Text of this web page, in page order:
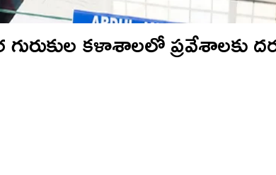
కళాశాలలో ప్రవేశాలకు